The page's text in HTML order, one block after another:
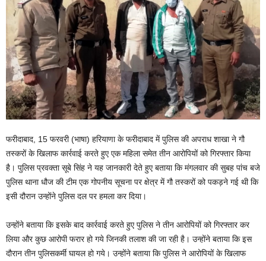
फरीदाबाद, 15 फरवरी (भाषा) हरियाणा के फरीदाबाद में पुलिस की अपराध शाखा ने गौ
तस्करों के खिलाफ कार्रवाई करते हुए एक महिला समेत तीन आरोपियों को गिरफ्तार किया
है। पुलिस प्रवक्ता सूबे सिंह ने यह जानकारी देते हुए बताया कि मंगलवार की सुबह पांच बजे
पुलिस थाना धौज की टीम एक गोपनीय सूचना पर क्षेत्र में गौ तस्करों को पकड़ने गई थी कि
इसी दौरान उन्होंने पुलिस दल पर हमला कर दिया।
उन्होंने बताया कि इसके बाद कार्रवाई करते हुए पुलिस ने तीन आरोपियों को गिरफ्तार कर
लिया और कुछ आरोपी फरार हो गये जिनकी तलाश की जा रही है। उन्होंने बताया कि इस
दौरान तीन पुलिसकर्मी घायल हो गये। उन्होंने बताया कि पुलिस ने आरोपियों के खिलाफ